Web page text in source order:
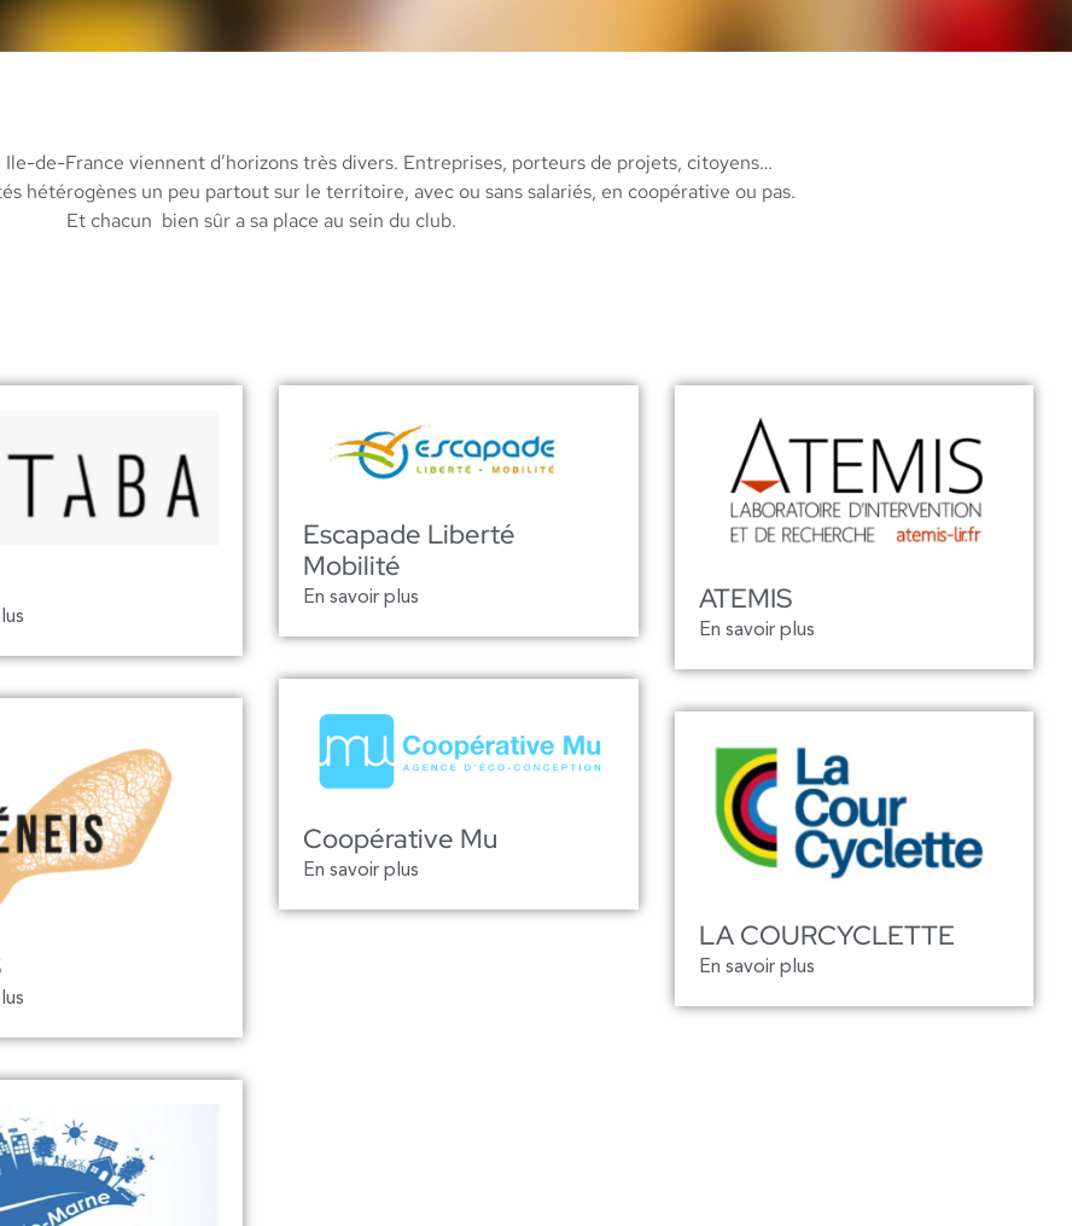
Ile-de-France viennent d’horizons très divers. Entreprises, porteurs de projets, citoyens…
hétérogènes un peu partout sur le territoire, avec ou sans salariés, en coopérative ou pas.
Et chacun bien sûr a sa place au sein du club.
Escapade Liberté
Mobilité
En savoir plus ATEMIS
En savoir plus
Coopérative Mu
En savoir plus
LA COURCYCLETTE
En savoir plus